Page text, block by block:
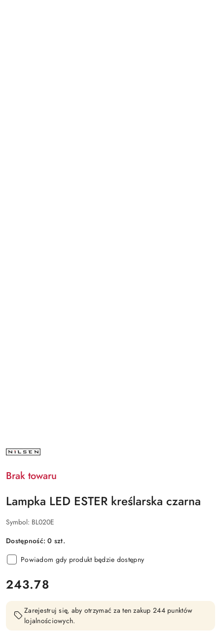
NAZWA
PRODUCENTA:
Brak towaru
Lampka LED ESTER kreślarska czarna
Symbol: BL020E
Dostępność:0 szt.
Powiadom gdy produkt będzie dostępny
cena:
243.78
Zarejestruj się, aby otrzymać za ten zakup 244 punktów
lojalnościowych.